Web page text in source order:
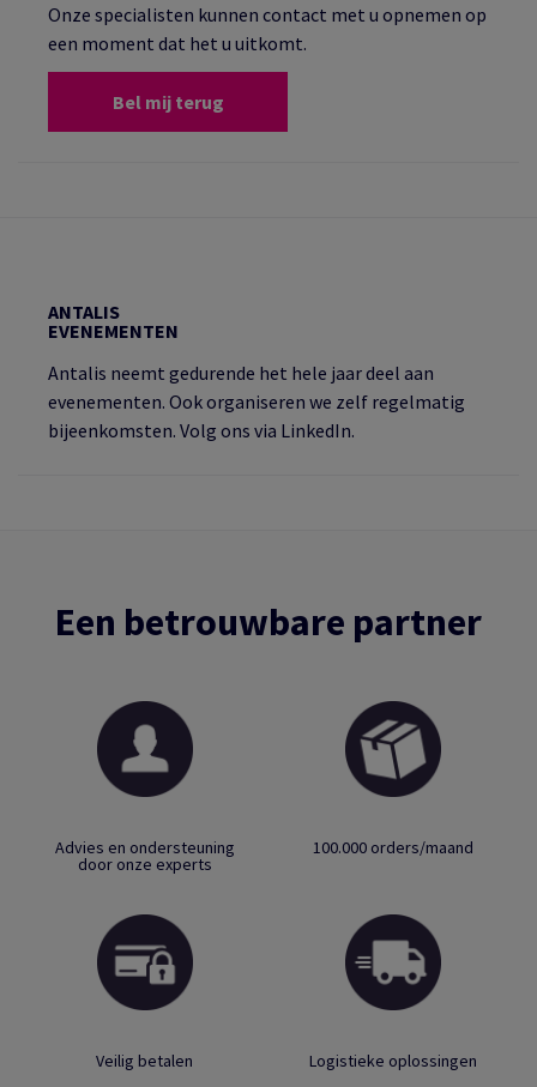
Onze specialisten kunnen contact met u opnemen op
een moment dat het u uitkomt.
Bel mij terug
ANTALIS
EVENEMENTEN
Antalis neemt gedurende het hele jaar deel aan
evenementen. Ook organiseren we zelf regelmatig
bijeenkomsten. Volg ons via LinkedIn.
Een betrouwbare partner
Advies en ondersteuning
door onze experts
100.000 orders/maand
Veilig betalen Logistieke oplossingen